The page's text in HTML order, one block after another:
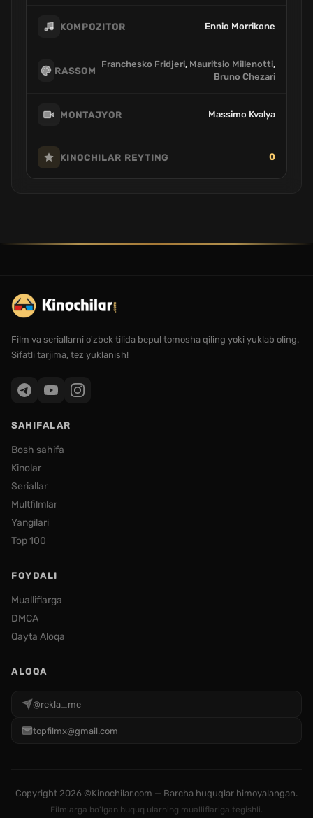
KOMPOZITOR Ennio Morrikone
RASSOM
Franchesko Fridjeri, Mauritsio Millenotti,
Bruno Chezari
MONTAJYOR Massimo Kvalya
KINOCHILAR REYTING 0
Film va seriallarni o'zbek tilida bepul tomosha qiling yoki yuklab oling.
Sifatli tarjima, tez yuklanish!
SAHIFALAR
Bosh sahifa
Kinolar
Seriallar
Multfilmlar
Yangilari
Top 100
FOYDALI
Mualliflarga
DMCA
Qayta Aloqa
ALOQA
@rekla_me
topfilmx@gmail.com
Copyright 2026 ©Kinochilar.com — Barcha huquqlar himoyalangan.
Filmlarga bo'lgan huquq ularning mualliflariga tegishli.